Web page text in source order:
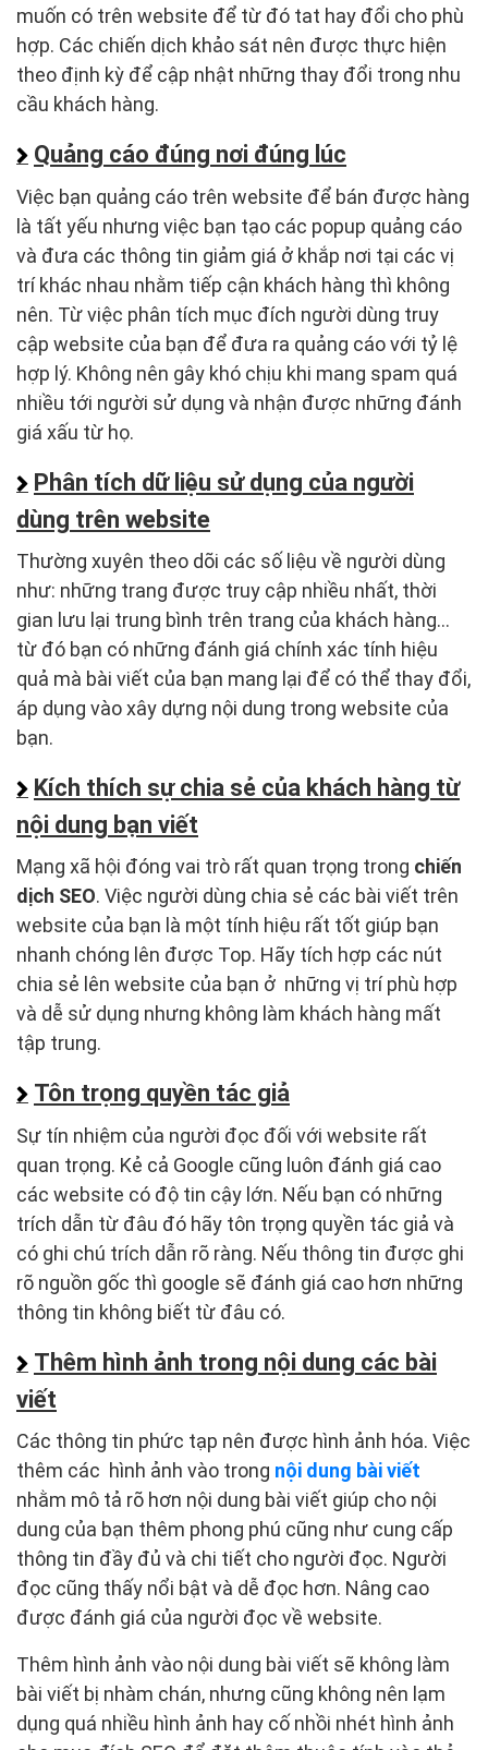
muốn có trên website để từ đó tat hay đổi cho phù
hợp. Các chiến dịch khảo sát nên được thực hiện
theo định kỳ để cập nhật những thay đổi trong nhu
cầu khách hàng.
Quảng cáo đúng nơi đúng lúc
Việc bạn quảng cáo trên website để bán được hàng
là tất yếu nhưng việc bạn tạo các popup quảng cáo
và đưa các thông tin giảm giá ở khắp nơi tại các vị
trí khác nhau nhằm tiếp cận khách hàng thì không
nên. Từ việc phân tích mục đích người dùng truy
cập website của bạn để đưa ra quảng cáo với tỷ lệ
hợp lý. Không nên gây khó chịu khi mang spam quá
nhiều tới người sử dụng và nhận được những đánh
giá xấu từ họ.
Phân tích dữ liệu sử dụng của người
dùng trên website
Thường xuyên theo dõi các số liệu về người dùng
như: những trang được truy cập nhiều nhất, thời
gian lưu lại trung bình trên trang của khách hàng…
từ đó bạn có những đánh giá chính xác tính hiệu
quả mà bài viết của bạn mang lại để có thể thay đổi,
áp dụng vào xây dựng nội dung trong website của
bạn.
Kích thích sự chia sẻ của khách hàng từ
nội dung bạn viết
Mạng xã hội đóng vai trò rất quan trọng trong chiến
dịch SEO. Việc người dùng chia sẻ các bài viết trên
website của bạn là một tính hiệu rất tốt giúp bạn
nhanh chóng lên được Top. Hãy tích hợp các nút
chia sẻ lên website của bạn ở những vị trí phù hợp
và dễ sử dụng nhưng không làm khách hàng mất
tập trung.
Tôn trọng quyền tác giả
Sự tín nhiệm của người đọc đối với website rất
quan trọng. Kẻ cả Google cũng luôn đánh giá cao
các website có độ tin cậy lớn. Nếu bạn có những
trích dẫn từ đâu đó hãy tôn trọng quyền tác giả và
có ghi chú trích dẫn rõ ràng. Nếu thông tin được ghi
rõ nguồn gốc thì google sẽ đánh giá cao hơn những
thông tin không biết từ đâu có.
Thêm hình ảnh trong nội dung các bài
viết
Các thông tin phức tạp nên được hình ảnh hóa. Việc
thêm các hình ảnh vào trong nội dung bài viết
nhằm mô tả rõ hơn nội dung bài viết giúp cho nội
dung của bạn thêm phong phú cũng như cung cấp
thông tin đầy đủ và chi tiết cho người đọc. Người
đọc cũng thấy nổi bật và dễ đọc hơn. Nâng cao
được đánh giá của người đọc về website.
Thêm hình ảnh vào nội dung bài viết sẽ không làm
bài viết bị nhàm chán, nhưng cũng không nên lạm
dụng quá nhiều hình ảnh hay cố nhồi nhét hình ảnh